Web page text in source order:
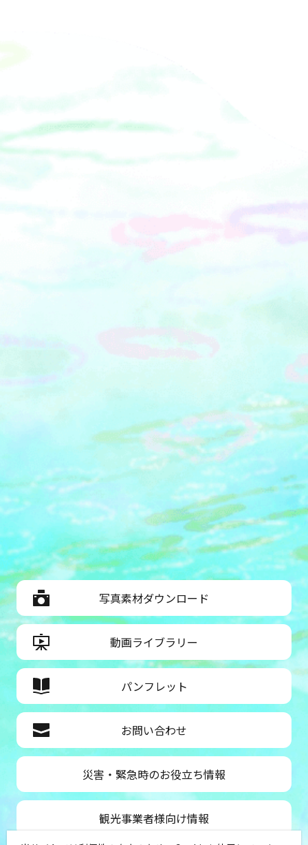
写真素材ダウンロード
動画ライブラリー
パンフレット
お問い合わせ
災害・緊急時のお役立ち情報
観光事業者様向け情報